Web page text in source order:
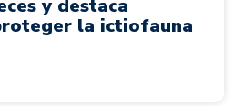
y destaca
la ictiofauna